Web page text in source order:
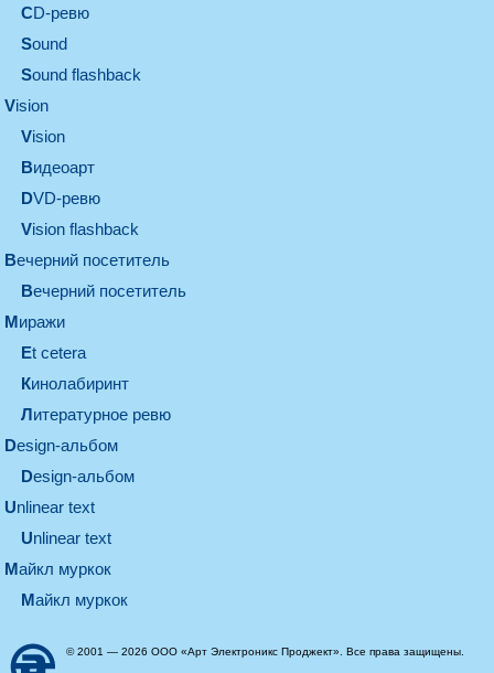
CD-ревю
sound
Sound flashback
vision
vision
видеоарт
DVD-ревю
Vision flashback
вечерний посетитель
вечерний посетитель
миражи
et cetera
кинолабиринт
литературное ревю
design-альбом
design-альбом
unlinear text
Unlinear text
майкл муркок
майкл муркок
© 2001 — 2026 ООО «Арт Электроникс Проджект». Все права защищены.